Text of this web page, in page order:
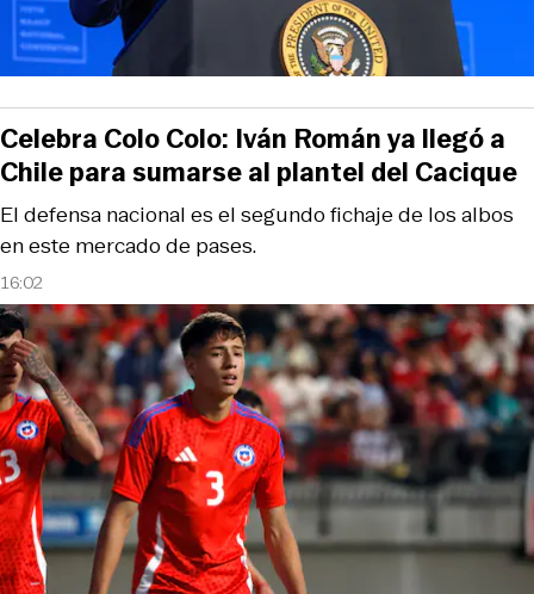
16:02
El defensa nacional es el segundo fichaje de los albos
en este mercado de pases.
Celebra Colo Colo: Iván Román ya llegó a
Chile para sumarse al plantel del Cacique